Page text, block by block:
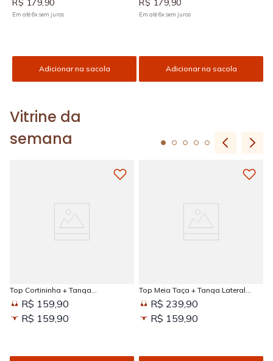
Em até6xsem juros
Adicionar na sacola
Em até6xsem juros
Adicionar na sacola
Vitrine da
semana
Top Cortininha + Tanga
Amarradinha Estampada Sun
KissedR$ 159,90
R$ 159,90
Top Meia Taça + Tanga Lateral
Larga Estampada Sun Kissed
R$ 239,90
R$ 159,90